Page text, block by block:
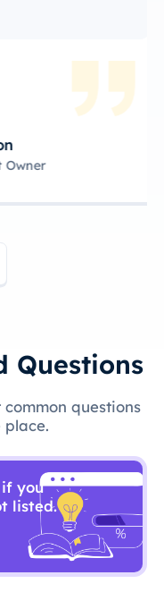
Questions
common questions
place.
if you
listed.